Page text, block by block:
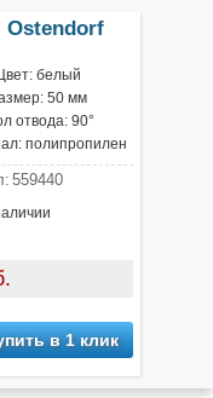
белый
50 мм
отвода: 90°
полипропилен
559440
в 1 клик